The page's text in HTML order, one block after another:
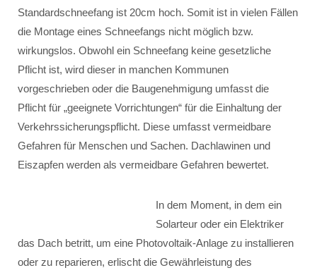
Standardschneefang ist 20cm hoch. Somit ist in vielen Fällen
die Montage eines Schneefangs nicht möglich bzw.
wirkungslos. Obwohl ein Schneefang keine gesetzliche
Pflicht ist, wird dieser in manchen Kommunen
vorgeschrieben oder die Baugenehmigung umfasst die
Pflicht für „geeignete Vorrichtungen“ für die Einhaltung der
Verkehrssicherungspflicht. Diese umfasst vermeidbare
Gefahren für Menschen und Sachen. Dachlawinen und
Eiszapfen werden als vermeidbare Gefahren bewertet.
In dem Moment, in dem ein
Solarteur oder ein Elektriker
das Dach betritt, um eine Photovoltaik-Anlage zu installieren
oder zu reparieren, erlischt die Gewährleistung des